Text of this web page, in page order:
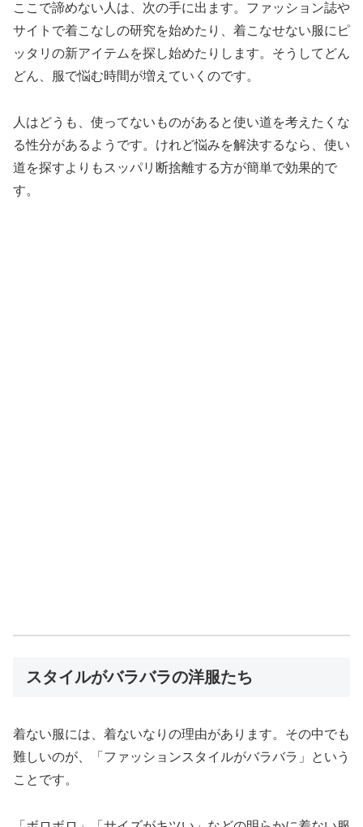
ここで諦めない人は、次の手に出ます。ファッション誌や
サイトで着こなしの研究を始めたり、着こなせない服にピ
ッタリの新アイテムを探し始めたりします。そうしてどん
どん、服で悩む時間が増えていくのです。
人はどうも、使ってないものがあると使い道を考えたくな
る性分があるようです。けれど悩みを解決するなら、使い
道を探すよりもスッパリ断捨離する方が簡単で効果的で
す。
スタイルがバラバラの洋服たち
着ない服には、着ないなりの理由があります。その中でも
難しいのが、「ファッションスタイルがバラバラ」という
ことです。